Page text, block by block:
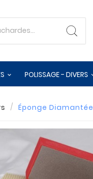
POLISSAGE - DIVERS
Éponge Diamantée